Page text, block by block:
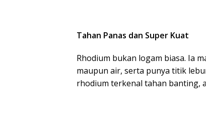
Tahan Panas dan Super Kuat
Rhodium bukan logam biasa. Ia
maupun air, serta punya titik
rhodium terkenal tahan banting,